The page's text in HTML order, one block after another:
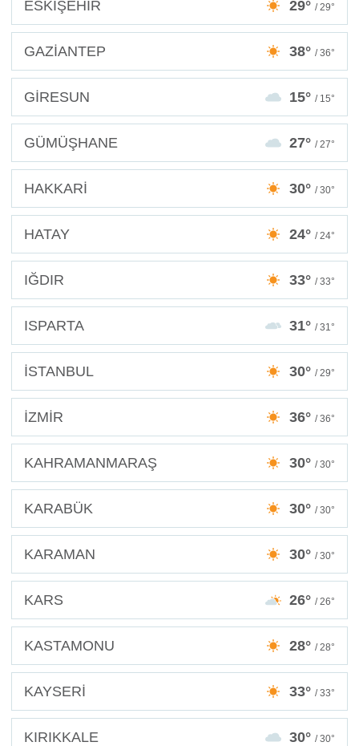
ESKİŞEHİR 29° / 29°
GAZİANTEP 38° / 36°
GİRESUN 15° / 15°
GÜMÜŞHANE 27° / 27°
HAKKARİ 30° / 30°
HATAY 24° / 24°
IĞDIR 33° / 33°
ISPARTA 31° / 31°
İSTANBUL 30° / 29°
İZMİR 36° / 36°
KAHRAMANMARAŞ 30° / 30°
KARABÜK 30° / 30°
KARAMAN 30° / 30°
KARS 26° / 26°
KASTAMONU 28° / 28°
KAYSERİ 33° / 33°
KIRIKKALE 30° / 30°